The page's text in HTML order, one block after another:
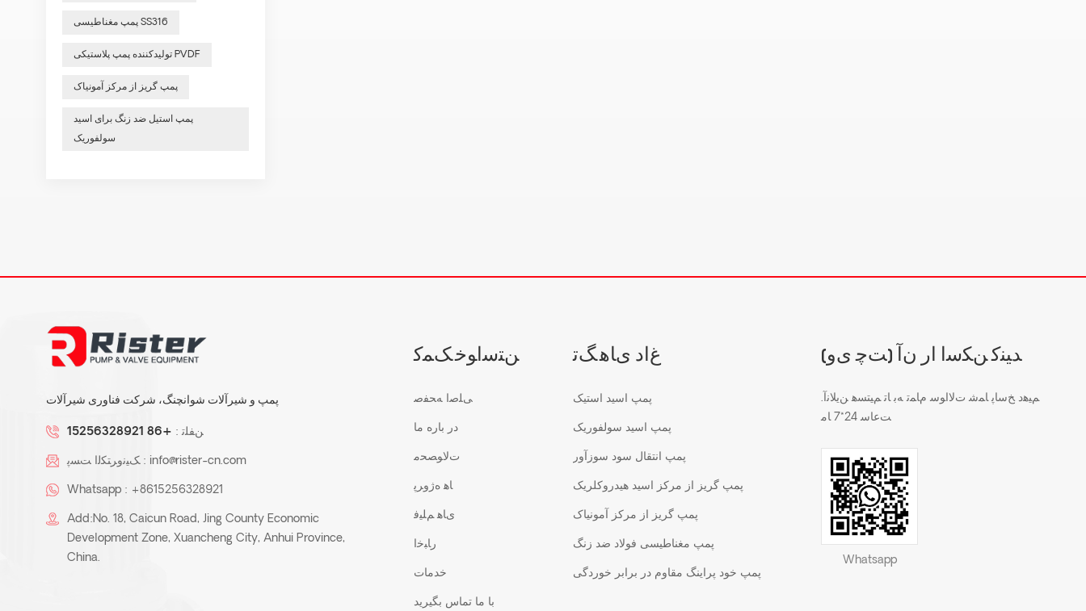
پمپ مغناطیسی SS316
تولیدکننده پمپ پلاستیکی PVDF
پمپ گریز از مرکز آمونیاک
پمپ استیل ضد زنگ برای اسید
سولفوریک
پمپ و شیرآلات شوانچنگ، شرکت فناوری شیرآلات
ﻦﻔﻠﺗ : +86 15256328921
ﮏﯿﻧﻭﺮﺘﮑﻟﺍ ﺖﺴﭘ : info@rister-cn.com
Whatsapp : +8615256328921
Add:No. 18, Caicun Road, Jing County Economic
Development Zone, Xuancheng City, Anhui Province,
China.
ﻦﺘﺳﺍﻮﺧ ﮏﻤﮐ
ﯽﻠﺻﺍ ﻪﺤﻔﺻ
در باره ما
ﺕﻻ ﻮﺼﺤﻣ
ﺎﻫ ﻩﮊﻭﺮﭘ
ﯼﺎﻫ ﻢﻠﯿﻓ
ﺭﺎﺒﺧﺍ
خدمات
با ما تماس بگیرید
ﻍﺍﺩ ﯼﺎﻫ ﮓﺗ
پمپ اسید استیک
پمپ اسید سولفوریک
پمپ انتقال سود سوزآور
پمپ گریز از مرکز اسید هیدروکلریک
پمپ گریز از مرکز آمونیاک
پمپ مغناطیسی فولاد ضد زنگ
پمپ خود پراینگ مقاوم در برابر خوردگی
(ﺖﭼ ﯼﻭ) ﺪﯿﻨﮐ ﻦﮑﺳﺍ ﺍﺭ ﻥﺁ
.ﻢﯿﻫﺩ ﺦﺳﺎﭘ ﺎﻤﺷ ﺕﻻ ﺍﻮﺳ ﻡﺎﻤﺗ ﻪﺑ ﺎﺗ ﻢﯿﺘﺴﻫ ﻦﯾﻼ ﻧﺁ
ﺖﻋﺎﺳ 24*7 ﺎﻣ
Whatsapp